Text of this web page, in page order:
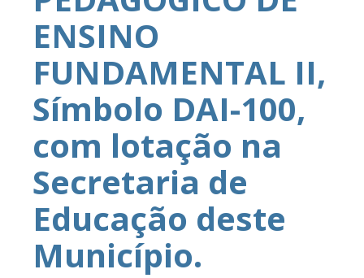
ENSINO
FUNDAMENTAL II,
Símbolo DAI-100,
com lotação na
Secretaria de
Educação deste
Município.